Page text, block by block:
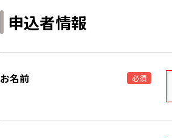
申込者情報
お名前 必須